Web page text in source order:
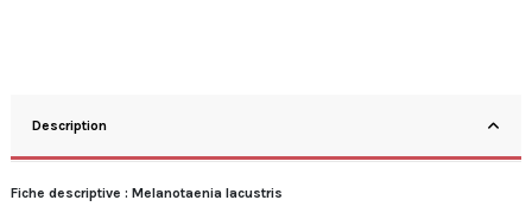
Description
Fiche descriptive : Melanotaenia lacustris